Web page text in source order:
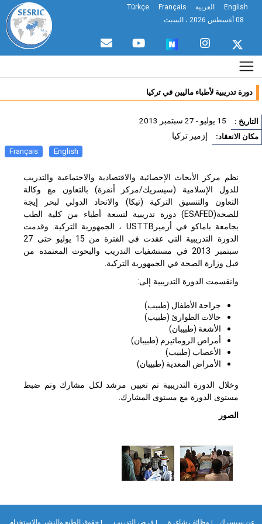
English العربية Français
Türkçe
دورة تدريبية لأطباء ماليين في تركيا
: 15 يوليو - 27 سبتمبر 2013
الانعقاد: إزمير تركيا
English
Français
نظم مركز الأبحاث الإحصائية والاقتصادية والاجتماعية والتدريب
للدول الإسلامية (سيسريك/مركز أنقرة) بالتعاون مع وكالة
التعاون والتنسيق التركية (تيكا) والاتحاد الدولي لبحر إيجة
للصحة(ESAFED) دورة تدريبية لتسعة أطباء من كلية الطب
بجامعة باماكو في أزميرUSTTB ، الجمهورية التركية. وقدمت
الدورة التدريبية التي عقدت في الفترة من 15 يوليو حتى 27
سبتمبر 2013 في مستشفيات التدريب والبحوث المعتمدة من
قبل وزارة الصحة في الجمهورية التركية.
وانقسمت الدورة التدريبية إلى:
جراحة الأطفال (طبيب)
حالات الطوارئ (طبيب)
الأشعة (طبيبان)
أمراض الروماتيزم (طبيبان)
الأعصاب (طبيب)
الأمراض المعدية (طبيبان)
وخلال الدورة التدريبية تم تعيين مرشد لكل مشارك وتم ضبط
مستوى الدورة مع مستوى المشارك.
الصور
سيسرك | وظائف شاغرة | فرص التدريب | حقوق الطبع والنشر والاستخدام